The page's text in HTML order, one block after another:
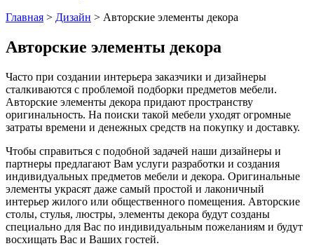
Главная > Дизайн > Авторские элементы декора
Авторские элементы декора
Часто при создании интерьера заказчики и дизайнеры
сталкиваются с проблемой подборки предметов мебели.
Авторские элементы декора придают пространству
оригинальность. На поиски такой мебели уходят огромные
затраты времени и денежных средств на покупку и доставку.
Чтобы справиться с подобной задачей наши дизайнеры и
партнеры предлагают Вам услуги разработки и создания
индивидуальных предметов мебели и декора. Оригинальные
элементы украсят даже самый простой и лаконичный
интерьер жилого или общественного помещения. Авторские
столы, стулья, люстры, элементы декора будут созданы
специально для Вас по индивидуальным пожеланиям и будут
восхищать Вас и Ваших гостей.